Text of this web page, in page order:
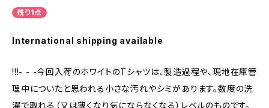
残り1点
International shipping available
!!!- - -今回入荷のホワイトのTシャツは、製造過程や、現地在庫管
理中についたと思われる小さな汚れやシミがあります。数度の洗
濯で取れる（又は薄くなり気にならなくなる）レベルのものです。